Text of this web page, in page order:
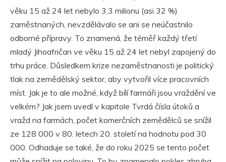
věku 15 až 24 let nebylo 3,3 milionu (asi 32 %)
zaměstnaných, nevzdělávalo se ani se neúčastnilo
odborné přípravy. To znamená, že téměř každý třetí
mladý Jihoafričan ve věku 15 až 24 let nebyl zapojený do
trhu práce. Důsledkem krize nezaměstnanosti je politický
tlak na zemědělský sektor, aby vytvořil více pracovních
míst. Jak je to ale možné, když bílí farmáři jsou vraždění ve
velkém? Jak jsem uvedl v kapitole Tvrdá čísla útoků a
vražd na farmách, počet komerčních zemědělců se snížil
ze 128 000 v 80. letech 20. století na hodnotu pod 30
000. Odhaduje se také, že do roku 2025 se tento počet